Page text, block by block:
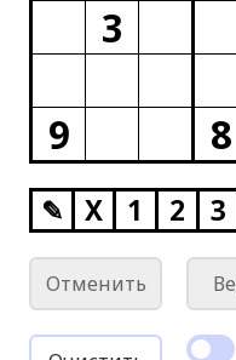
3
9
8
✎ X 1 2 3
Отменить